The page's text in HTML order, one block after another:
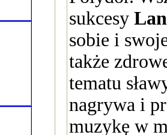
sukcesy
sobie i
także
tematu
nagrywa i
muzykę w